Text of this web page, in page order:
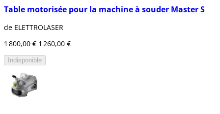
Table motorisée pour la machine à souder Master S
de ELETTROLASER
1 800,00 € 1 260,00 €
Indisponible